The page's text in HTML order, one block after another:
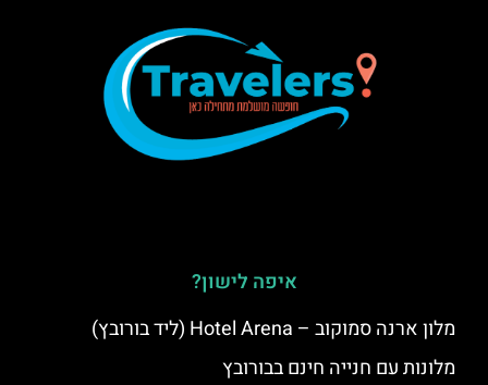
איפה לישון?
מלון ארנה סמוקוב – Hotel Arena (ליד בורובץ)
מלונות עם חנייה חינם בבורובץ